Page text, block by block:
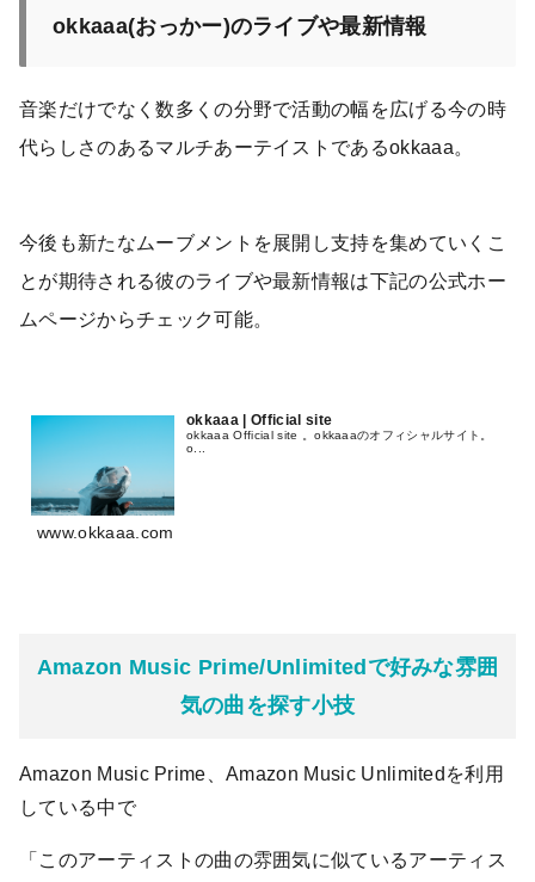
okkaaa(おっかー)のライブや最新情報
音楽だけでなく数多くの分野で活動の幅を広げる今の時
代らしさのあるマルチあーテイストであるokkaaa。
今後も新たなムーブメントを展開し支持を集めていくこ
とが期待される彼のライブや最新情報は下記の公式ホー
ムページからチェック可能。
okkaaa | Official site
okkaaa Official site 。okkaaaのオフィシャルサイト。
o...
www.okkaaa.com
Amazon Music Prime/Unlimitedで好みな雰囲
気の曲を探す小技
Amazon Music Prime、Amazon Music Unlimitedを利用
している中で
「このアーティストの曲の雰囲気に似ているアーティス